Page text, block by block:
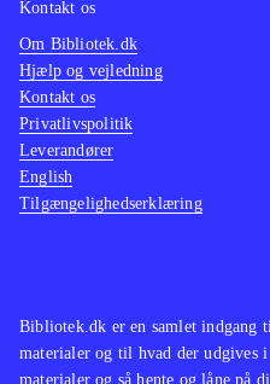
Bibliotek.dk er en samlet indgang
materialer og til hvad der udgives
materialer og så hente og låne på
Kontakt os
Om Bibliotek.dk
Hjælp og vejledning
Kontakt os
Privatlivspolitik
Leverandører
English
Tilgængelighedserklæring